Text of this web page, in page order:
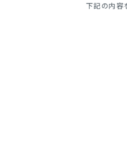
下記の内容